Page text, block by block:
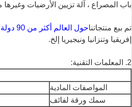
باب المصراع ، آلة تزيين الأرضيات وغيرها
تم بيع منتجاتناحول العالم أكثر من 90 دولة
إفريقيا وتنزانيا ونيجيريا إلخ.
2. المعلمات التقنية:
المواصفات المادية
سمك ورقة لفائف